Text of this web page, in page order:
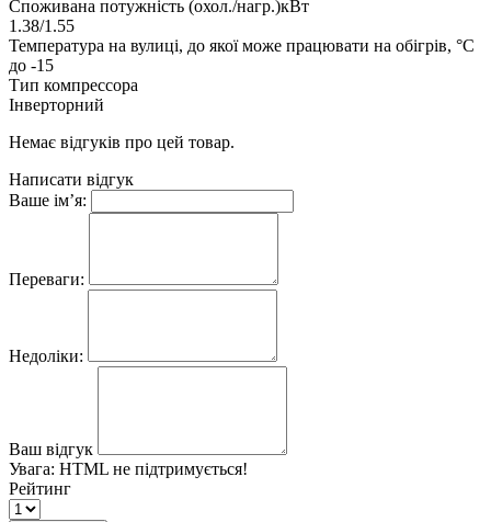
Споживана потужність (охол./нагр.)кВт
1.38/1.55
Температура на вулиці, до якої може працювати на обігрів, °C
до -15
Тип компрессора
Інверторний
Немає відгуків про цей товар.
Написати відгук
Ваше ім’я:
Переваги:
Недоліки:
Ваш відгук
Увага: HTML не підтримується!
Рейтинг